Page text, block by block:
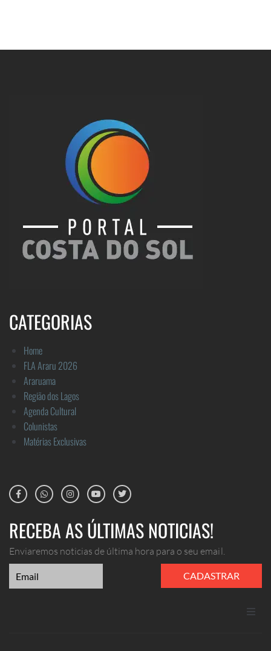
CATEGORIAS
Home
FLA Araru 2026
Araruama
Região dos Lagos
Agenda Cultural
Colunistas
Matérias Exclusivas
RECEBA AS ÚLTIMAS NOTICIAS!
Enviaremos noticias de última hora para o seu email.
CADASTRAR